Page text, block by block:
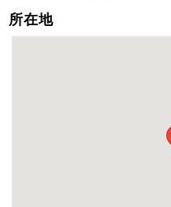
所在地